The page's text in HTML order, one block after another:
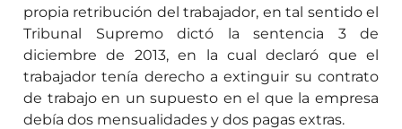
propia retribución del trabajador, en tal sentido el
Tribunal Supremo dictó la sentencia 3 de
diciembre de 2013, en la cual declaró que el
trabajador tenía derecho a extinguir su contrato
de trabajo en un supuesto en el que la empresa
debía dos mensualidades y dos pagas extras.